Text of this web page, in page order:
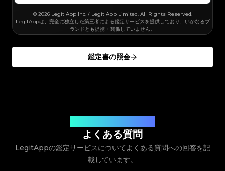
#3066123689299189#3066123689299189
#3066123689299189#3066123689299189
#3066123689299189#3066123689299189
#3066123689299189#3066123689299189
#3066123689299189#3066123689299189
#3066123689299189#3066123689299189
#3066123689299189 #3066123689299189
#3066123689299189#3066123689299189
#3066123689299189#3066123689299189
#3066123689299189#3066123689299189
#3066123689299189#3066123689299189
#3066123689299189#3066123689299189
#3066123689299189#3066123689299189
#3066123689299189#3066123689299189
#3066123689299189#3066123689299189
#3066123689299189#3066123689299189
#3066123689299189#3066123689299189
#3066123689299189#3066123689299189
#3066123689299189#3066123689299189
#3066123689299189#3066123689299189
#3066123689299189
#3066123689299189
#3066123689299189 #3066123689299189
#3408395499395160#3408395499395160
#3408395499395160#3408395499395160
#3408395499395160#3408395499395160
#3408395499395160
#3408395499395160
#3408395499395160#3408395499395160
#3408395499395160 #3408395499395160
#3408395499395160 #3408395499395160
#3408395499395160#3408395499395160
#3408395499395160#3408395499395160
#3408395499395160#3408395499395160
#3408395499395160#3408395499395160
#3408395499395160#3408395499395160
#3408395499395160#3408395499395160
#3408395499395160#3408395499395160
#3408395499395160#3408395499395160
#3408395499395160#3408395499395160
#3408395499395160#3408395499395160
#3408395499395160#3408395499395160
#3408395499395160#3408395499395160
#3408395499395160#3408395499395160
#3408395499395160 #3408395499395160
© 2026 Legit App Inc. / Legit App Limited. All Rights Reserved.
LegitAppは、完全に独立した第三者による鑑定サービスを提供しており、いかなるブ
ランドとも提携・関係していません。
鑑定書の照会
よくある質問
LegitAppの鑑定サービスについてよくある質問への回答を記
載しています。